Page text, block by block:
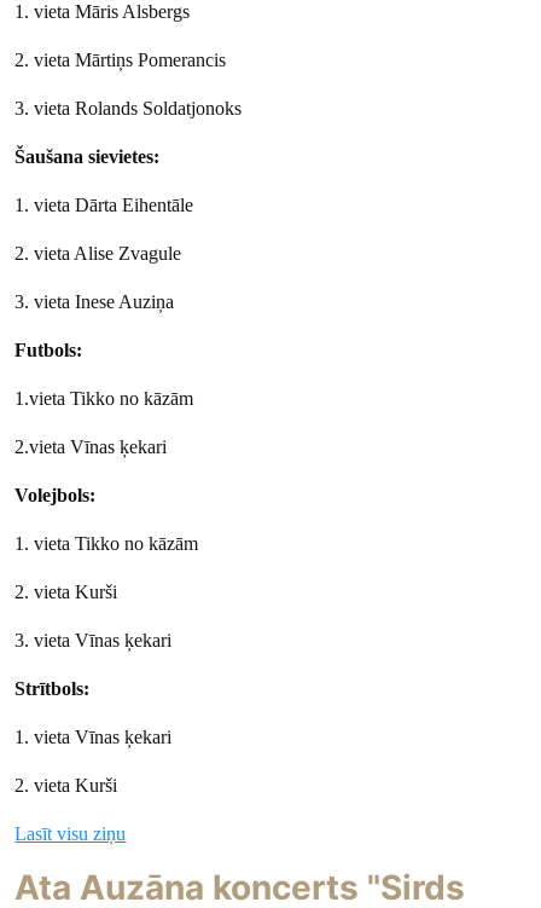
1. vieta Māris Alsbergs
2. vieta Mārtiņs Pomerancis
3. vieta Rolands Soldatjonoks
Šaušana sievietes:
1. vieta Dārta Eihentāle
2. vieta Alise Zvagule
3. vieta Inese Auziņa
Futbols:
1.vieta Tikko no kāzām
2.vieta Vīnas ķekari
Volejbols:
1. vieta Tikko no kāzām
2. vieta Kurši
3. vieta Vīnas ķekari
Strītbols:
1. vieta Vīnas ķekari
2. vieta Kurši
Lasīt visu ziņu
Ata Auzāna koncerts "Sirds